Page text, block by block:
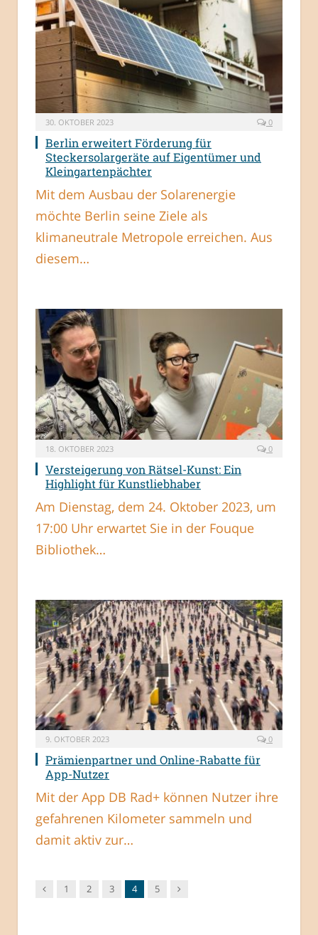
30. OKTOBER 2023 0
Berlin erweitert Förderung für
Steckersolargeräte auf Eigentümer und
Kleingartenpächter
Mit dem Ausbau der Solarenergie
möchte Berlin seine Ziele als
klimaneutrale Metropole erreichen. Aus
diesem…
18. OKTOBER 2023 0
Versteigerung von Rätsel-Kunst: Ein
Highlight für Kunstliebhaber
Am Dienstag, dem 24. Oktober 2023, um
17:00 Uhr erwartet Sie in der Fouque
Bibliothek…
9. OKTOBER 2023 0
Prämienpartner und Online-Rabatte für
App-Nutzer
Mit der App DB Rad+ können Nutzer ihre
gefahrenen Kilometer sammeln und
damit aktiv zur…
Vorgänger
1 2 3 4 5 Nachfolger